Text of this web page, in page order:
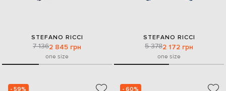
STEFANO RICCI
7 1362 845 грн
one size
STEFANO RICCI
5 3782 172 грн
one size
- 59% - 60%